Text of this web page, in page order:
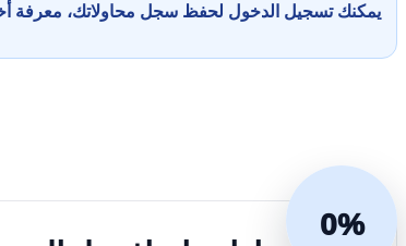
يمكنك تسجيل الدخول لحفظ سجل محاولاتك، معرفة
0%